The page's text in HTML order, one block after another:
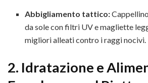
Abbigliamento tattico:
da sole con filtri UV e magliette
migliori alleati contro i raggi nocivi.
2. Idratazione e